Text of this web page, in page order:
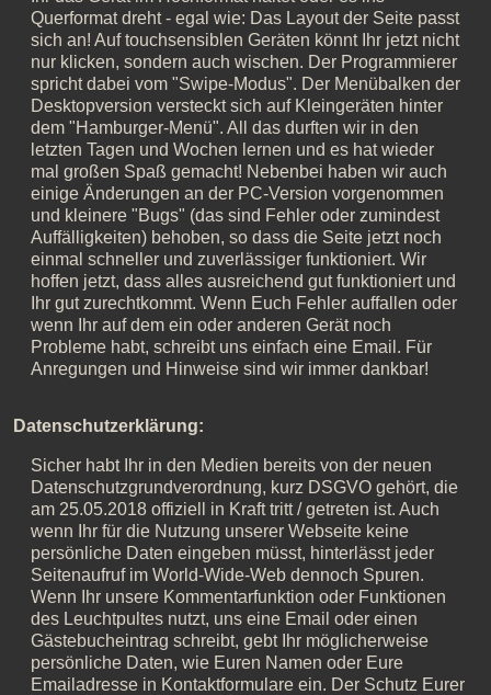
Querformat dreht - egal wie: Das Layout der Seite passt
sich an! Auf touchsensiblen Geräten könnt Ihr jetzt nicht
nur klicken, sondern auch wischen. Der Programmierer
spricht dabei vom "Swipe-Modus". Der Menübalken der
Desktopversion versteckt sich auf Kleingeräten hinter
dem "Hamburger-Menü". All das durften wir in den
letzten Tagen und Wochen lernen und es hat wieder
mal großen Spaß gemacht! Nebenbei haben wir auch
einige Änderungen an der PC-Version vorgenommen
und kleinere "Bugs" (das sind Fehler oder zumindest
Auffälligkeiten) behoben, so dass die Seite jetzt noch
einmal schneller und zuverlässiger funktioniert. Wir
hoffen jetzt, dass alles ausreichend gut funktioniert und
Ihr gut zurechtkommt. Wenn Euch Fehler auffallen oder
wenn Ihr auf dem ein oder anderen Gerät noch
Probleme habt, schreibt uns einfach eine Email. Für
Anregungen und Hinweise sind wir immer dankbar!
Datenschutzerklärung:
Sicher habt Ihr in den Medien bereits von der neuen
Datenschutzgrundverordnung, kurz DSGVO gehört, die
am 25.05.2018 offiziell in Kraft tritt / getreten ist. Auch
wenn Ihr für die Nutzung unserer Webseite keine
persönliche Daten eingeben müsst, hinterlässt jeder
Seitenaufruf im World-Wide-Web dennoch Spuren.
Wenn Ihr unsere Kommentarfunktion oder Funktionen
des Leuchtpultes nutzt, uns eine Email oder einen
Gästebucheintrag schreibt, gebt Ihr möglicherweise
persönliche Daten, wie Euren Namen oder Eure
Emailadresse in Kontaktformulare ein. Der Schutz Eurer